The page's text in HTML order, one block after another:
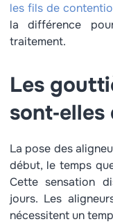
les fils de
la différence
traitement.
Les
La pose des
début, le temps
Cette sensation
jours. Les
nécessitent un